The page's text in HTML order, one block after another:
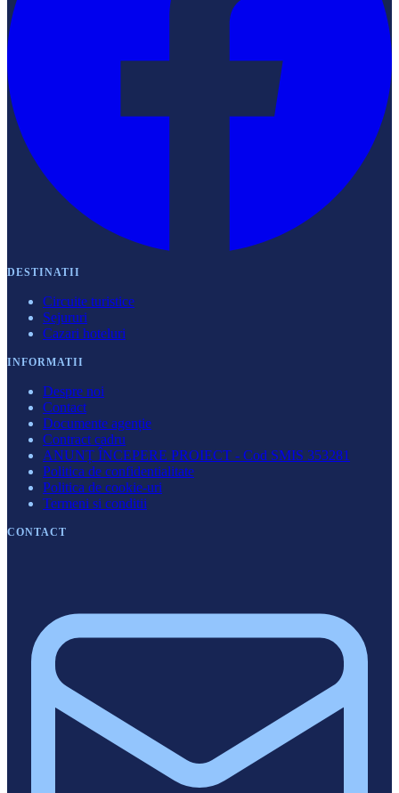
DESTINATII
Circuite turistice
Sejururi
Cazari hoteluri
INFORMATII
Despre noi
Contact
Documente agenție
Contract cadru
ANUNȚ ÎNCEPERE PROIECT - Cod SMIS 353281
Politica de confidentialitate
Politica de cookie-uri
Termeni si conditii
CONTACT